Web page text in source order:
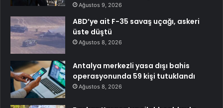
Ağustos 9, 2026
ABD’ye ait F-35 savaş uçağı, askeri
üste düştü
Ağustos 8, 2026
Antalya merkezli yasa dışı bahis
operasyonunda 59 kişi tutuklandı
Ağustos 8, 2026